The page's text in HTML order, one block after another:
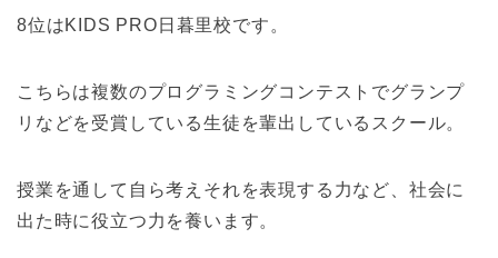
8位はKIDS PRO日暮里校です。
こちらは複数のプログラミングコンテストでグランプ
リなどを受賞している生徒を輩出しているスクール。
授業を通して自ら考えそれを表現する力など、社会に
出た時に役立つ力を養います。